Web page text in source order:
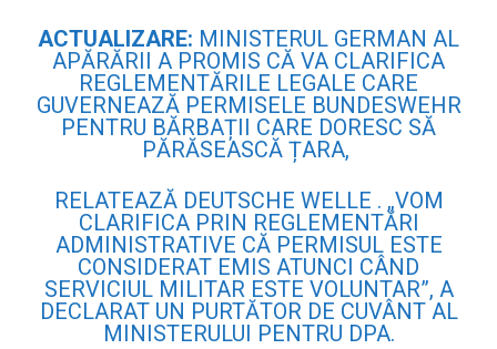
ACTUALIZARE: MINISTERUL GERMAN AL
APĂRĂRII A PROMIS CĂ VA CLARIFICA
REGLEMENTĂRILE LEGALE CARE
GUVERNEAZĂ PERMISELE BUNDESWEHR
PENTRU BĂRBAȚII CARE DORESC SĂ
PĂRĂSEASCĂ ȚARA,
RELATEAZĂDEUTSCHE WELLE . „VOM
CLARIFICA PRIN REGLEMENTĂRI
ADMINISTRATIVE CĂ PERMISUL ESTE
CONSIDERAT EMIS ATUNCI CÂND
SERVICIUL MILITAR ESTE VOLUNTAR”, A
DECLARAT UN PURTĂTOR DE CUVÂNT AL
MINISTERULUI PENTRU DPA.